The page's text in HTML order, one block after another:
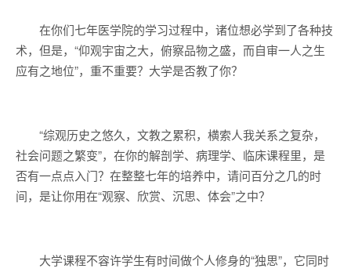
在你们七年医学院的学习过程中，诸位想必学到了各种技
术，但是，“仰观宇宙之大，俯察品物之盛，而自审一人之生
应有之地位”，重不重要？大学是否教了你？
“综观历史之悠久，文教之累积，横索人我关系之复杂，
社会问题之繁变”，在你的解剖学、病理学、临床课程里，是
否有一点点入门？在整整七年的培养中，请问百分之几的时
间，是让你用在“观察、欣赏、沉思、体会”之中？
大学课程不容许学生有时间做个人修身的“独思”，它同时